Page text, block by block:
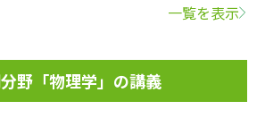
一覧を表示
野「物理学」の講義